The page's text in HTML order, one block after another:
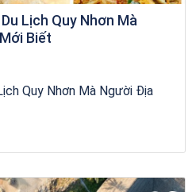
Lịch Quy Nhơn Mà
Biết
Quy Nhơn Mà Người Địa
Nhơn